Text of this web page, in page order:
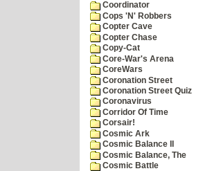
Coordinator
Cops 'N' Robbers
Copter Cave
Copter Chase
Copy-Cat
Core-War's Arena
CoreWars
Coronation Street
Coronation Street Quiz
Coronavirus
Corridor Of Time
Corsair!
Cosmic Ark
Cosmic Balance II
Cosmic Balance, The
Cosmic Battle